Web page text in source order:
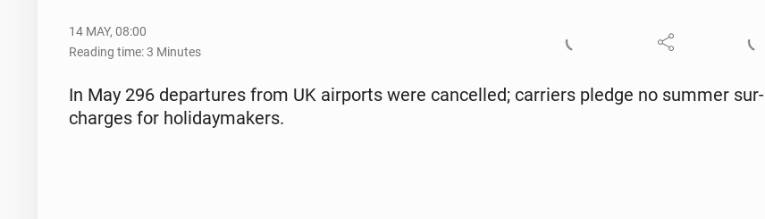
14 MAY, 08:00
Reading time: 3 Minutes
In May 296 de­par­tures from UK air­ports were can­celled; car­ri­ers pledge no summer sur­
charges for hol­i­day­mak­ers.